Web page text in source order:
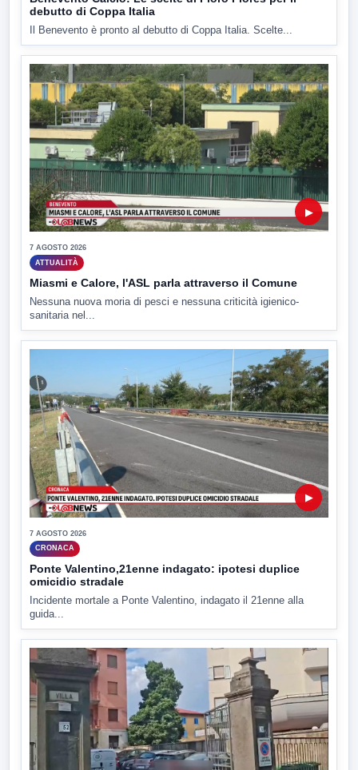
debutto di Coppa Italia
Il Benevento è pronto al debutto di Coppa Italia. Scelte...
▶
7 AGOSTO 2026
ATTUALITÀ
Miasmi e Calore, l'ASL parla attraverso il Comune
Nessuna nuova moria di pesci e nessuna criticità igienico-
sanitaria nel...
▶
7 AGOSTO 2026
CRONACA
Ponte Valentino,21enne indagato: ipotesi duplice
omicidio stradale
Incidente mortale a Ponte Valentino, indagato il 21enne alla
guida...